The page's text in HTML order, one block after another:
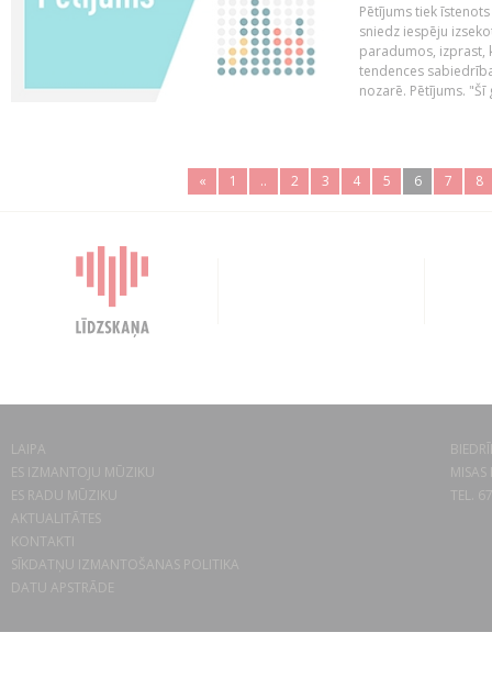
Pētījums tiek
sniedz iespēju
paradumos, izprast,
tendences
nozarē. Pētījums.
« 1 .. 2 3 4 5 6 7 8
LAIPA
ES IZMANTOJU MŪZIKU
ES RADU MŪZIKU
AKTUALITĀTES
KONTAKTI
SĪKDATŅU IZMANTOŠANAS POLITIKA
DATU APSTRĀDE
TEL.